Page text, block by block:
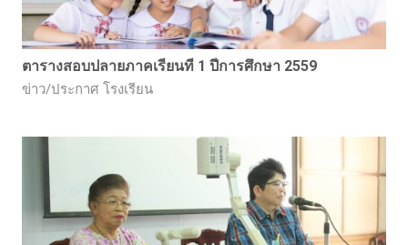
ตารางสอบปลายภาคเรียนที 1 ปีการศึกษา 2559
ข่าว/ประกาศ โรงเรียน